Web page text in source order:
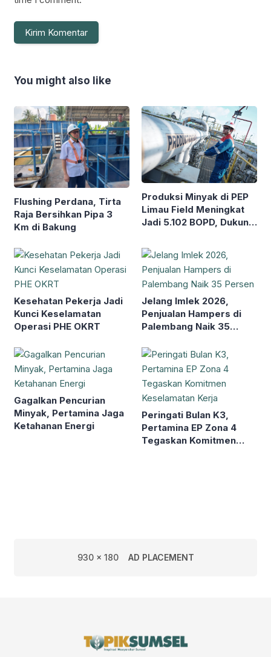
You might also like
Flushing Perdana, Tirta
Raja Bersihkan Pipa 3
Km di Bakung
Produksi Minyak di PEP
Limau Field Meningkat
Jadi 5.102 BOPD, Dukung
Nasional
Kesehatan Pekerja Jadi
Kunci Keselamatan
Operasi PHE OKRT
Jelang Imlek 2026,
Penjualan Hampers di
Palembang Naik 35
Gagalkan Pencurian
Minyak, Pertamina Jaga
Ketahanan Energi
Peringati Bulan K3,
Pertamina EP Zona 4
Tegaskan Komitmen
930 x 180 AD PLACEMENT